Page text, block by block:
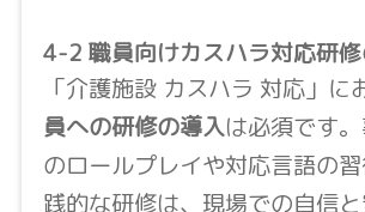
4-2 職員向けカスハラ対応研
「介護施設 カスハラ 対応」に
員への研修の導入は必須です
のロールプレイや対応言語の
践的な研修は、現場での自信